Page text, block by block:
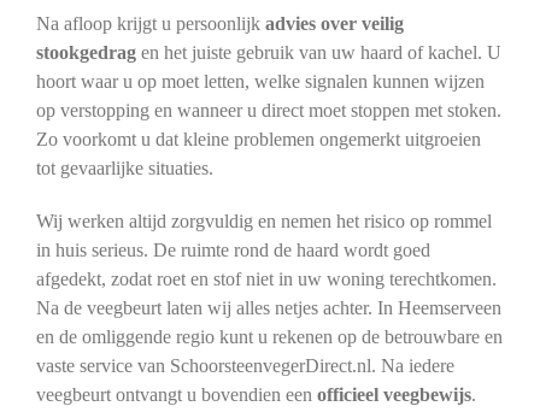
Na afloop krijgt u persoonlijk advies over veilig
stookgedragen het juiste gebruik van uw haard of kachel. U
hoort waar u op moet letten, welke signalen kunnen wijzen
op verstopping en wanneer u direct moet stoppen met stoken.
Zo voorkomt u dat kleine problemen ongemerkt uitgroeien
tot gevaarlijke situaties.
Wij werken altijd zorgvuldig en nemen het risico op rommel
in huis serieus. De ruimte rond de haard wordt goed
afgedekt, zodat roet en stof niet in uw woning terechtkomen.
Na de veegbeurt laten wij alles netjes achter. In Heemserveen
en de omliggende regio kunt u rekenen op de betrouwbare en
vaste service van SchoorsteenvegerDirect.nl. Na iedere
veegbeurt ontvangt u bovendien een officieel veegbewijs.